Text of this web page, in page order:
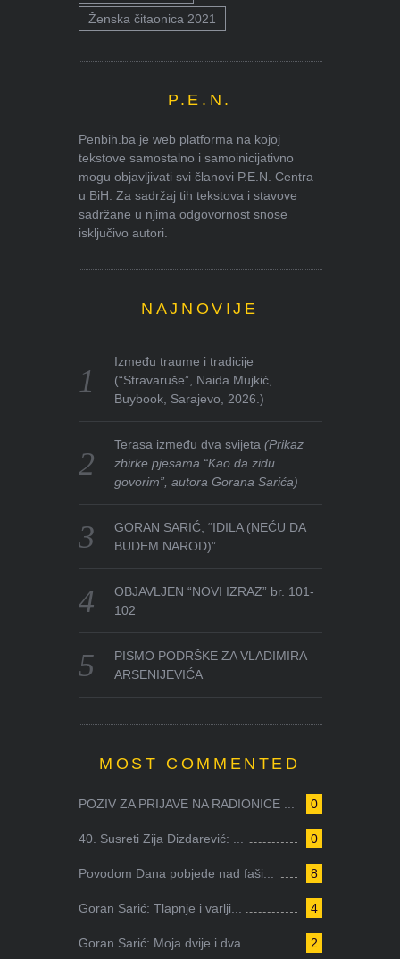
Ženska čitaonica 2021
P.E.N.
Penbih.ba je web platforma na kojoj
tekstove samostalno i samoinicijativno
mogu objavljivati svi članovi P.E.N. Centra
u BiH. Za sadržaj tih tekstova i stavove
sadržane u njima odgovornost snose
isključivo autori.
NAJNOVIJE
Između traume i tradicije
(“Stravaruše”, Naida Mujkić,
Buybook, Sarajevo, 2026.)
Terasa između dva svijeta(Prikaz
zbirke pjesama “Kao da zidu
govorim”, autora Gorana Sarića)
GORAN SARIĆ, “IDILA (NEĆU DA
BUDEM NAROD)”
OBJAVLJEN “NOVI IZRAZ” br. 101-
102
PISMO PODRŠKE ZA VLADIMIRA
ARSENIJEVIĆA
MOST COMMENTED
0
POZIV ZA PRIJAVE NA RADIONICE ...
0
40. Susreti Zija Dizdarević: ...
8
Povodom Dana pobjede nad faši...
4
Goran Sarić: Tlapnje i varlji...
2
Goran Sarić: Moja dvije i dva...